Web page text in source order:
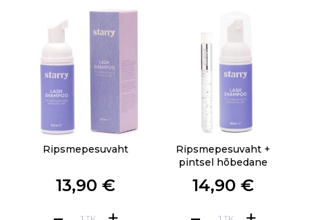
Ripsmepesuvaht
13,90 €
Ripsmepesuvaht +
pintsel hõbedane
14,90 €